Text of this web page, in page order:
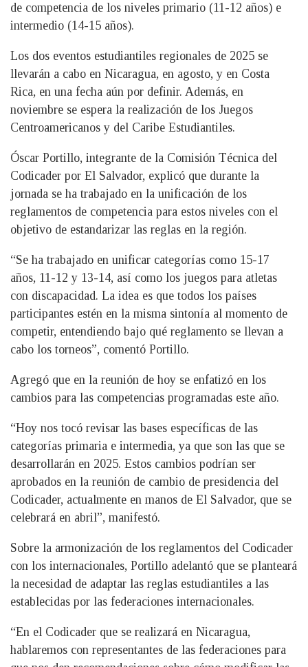
de competencia de los niveles primario (11-12 años) e
intermedio (14-15 años).
Los dos eventos estudiantiles regionales de 2025 se
llevarán a cabo en Nicaragua, en agosto, y en Costa
Rica, en una fecha aún por definir. Además, en
noviembre se espera la realización de los Juegos
Centroamericanos y del Caribe Estudiantiles.
Óscar Portillo, integrante de la Comisión Técnica del
Codicader por El Salvador, explicó que durante la
jornada se ha trabajado en la unificación de los
reglamentos de competencia para estos niveles con el
objetivo de estandarizar las reglas en la región.
“Se ha trabajado en unificar categorías como 15-17
años, 11-12 y 13-14, así como los juegos para atletas
con discapacidad. La idea es que todos los países
participantes estén en la misma sintonía al momento de
competir, entendiendo bajo qué reglamento se llevan a
cabo los torneos”, comentó Portillo.
Agregó que en la reunión de hoy se enfatizó en los
cambios para las competencias programadas este año.
“Hoy nos tocó revisar las bases específicas de las
categorías primaria e intermedia, ya que son las que se
desarrollarán en 2025. Estos cambios podrían ser
aprobados en la reunión de cambio de presidencia del
Codicader, actualmente en manos de El Salvador, que se
celebrará en abril”, manifestó.
Sobre la armonización de los reglamentos del Codicader
con los internacionales, Portillo adelantó que se planteará
la necesidad de adaptar las reglas estudiantiles a las
establecidas por las federaciones internacionales.
“En el Codicader que se realizará en Nicaragua,
hablaremos con representantes de las federaciones para